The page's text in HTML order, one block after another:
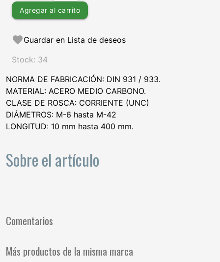
Agregar al carrito
favoriteGuardar en Lista de deseos
Stock: 34
NORMA DE FABRICACIÓN: DIN 931 / 933.
MATERIAL: ACERO MEDIO CARBONO.
CLASE DE ROSCA: CORRIENTE (UNC)
DIÁMETROS: M-6 hasta M-42
LONGITUD: 10 mm hasta 400 mm.
Sobre el artículo
Comentarios
Más productos de la misma marca